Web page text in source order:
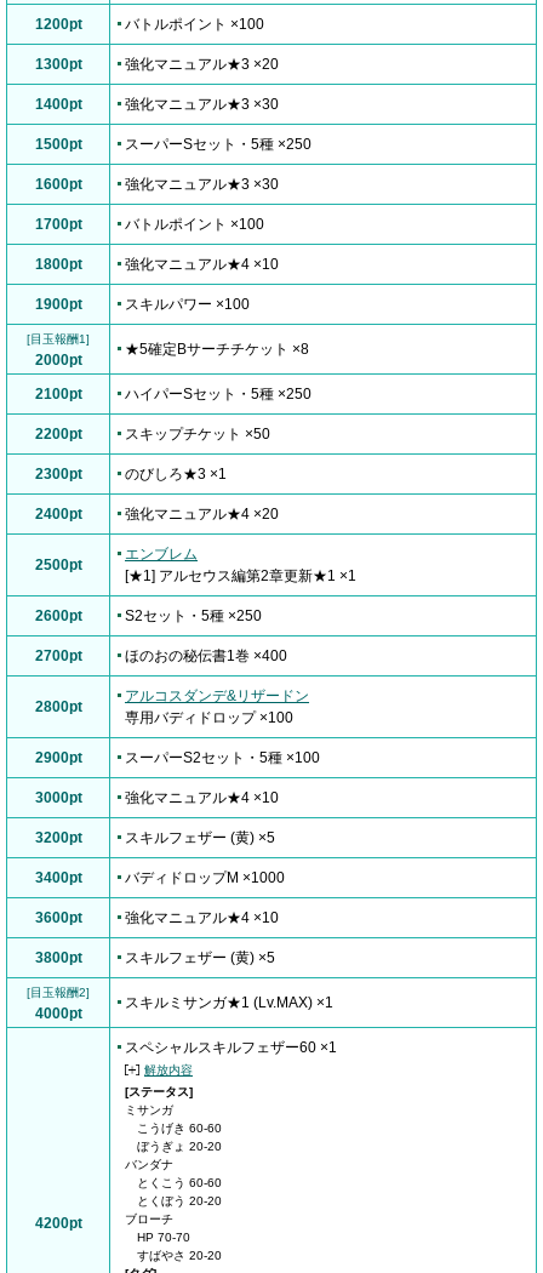
1200pt バトルポイント ×100
1300pt 強化マニュアル★3 ×20
1400pt 強化マニュアル★3 ×30
1500pt スーパーSセット・5種 ×250
1600pt 強化マニュアル★3 ×30
1700pt バトルポイント ×100
1800pt 強化マニュアル★4 ×10
1900pt スキルパワー ×100
[目玉報酬1]
2000pt
★5確定Bサーチチケット ×8
2100pt ハイパーSセット・5種 ×250
2200pt スキップチケット ×50
2300pt のびしろ★3 ×1
2400pt 強化マニュアル★4 ×20
2500pt
エンブレム
[★1] アルセウス編第2章更新★1 ×1
2600pt S2セット・5種 ×250
2700pt ほのおの秘伝書1巻 ×400
2800pt
アルコスダンデ&リザードン
専用バディドロップ ×100
2900pt スーパーS2セット・5種 ×100
3000pt 強化マニュアル★4 ×10
3200pt スキルフェザー (黄) ×5
3400pt バディドロップM ×1000
3600pt 強化マニュアル★4 ×10
3800pt スキルフェザー (黄) ×5
[目玉報酬2]
4000pt
スキルミサンガ★1 (Lv.MAX) ×1
4200pt
スペシャルスキルフェザー60 ×1
解放内容
[ステータス]
ミサンガ
こうげき 60-60
ぼうぎょ 20-20
バンダナ
とくこう 60-60
とくぼう 20-20
ブローチ
HP 70-70
すばやさ 20-20